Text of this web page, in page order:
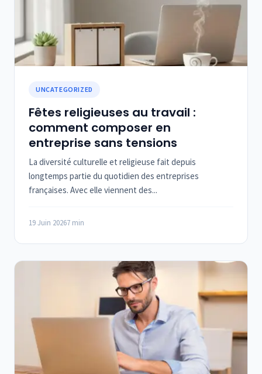
UNCATEGORIZED
Fêtes religieuses au travail :
comment composer en
entreprise sans tensions
La diversité culturelle et religieuse fait depuis
longtemps partie du quotidien des entreprises
françaises. Avec elle viennent des...
19 Juin 20267 min